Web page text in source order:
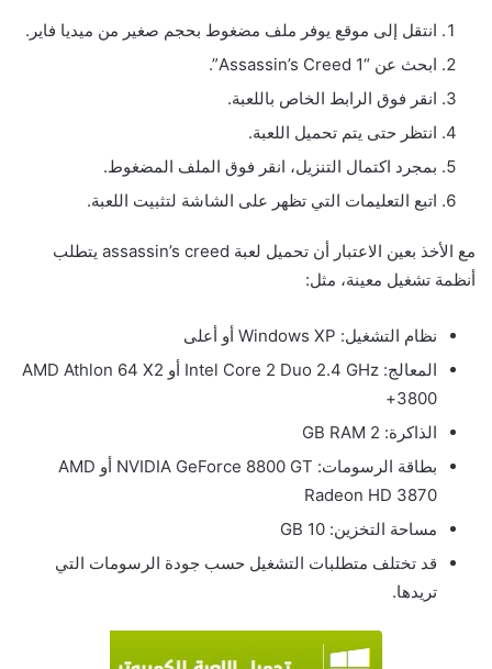
انتقل إلى موقع يوفر ملف مضغوط بحجم صغير من ميديا فاير.
ابحث عن “Assassin’s Creed 1”.
انقر فوق الرابط الخاص باللعبة.
انتظر حتى يتم تحميل اللعبة.
بمجرد اكتمال التنزيل، انقر فوق الملف المضغوط.
اتبع التعليمات التي تظهر على الشاشة لتثبيت اللعبة.
مع الأخذ بعين الاعتبار أن تحميل لعبة assassin’s creed يتطلب
أنظمة تشغيل معينة، مثل:
نظام التشغيل: Windows XP أو أعلى
المعالج: Intel Core 2 Duo 2.4 GHz أو AMD Athlon 64 X2
3800+
الذاكرة: 2 GB RAM
بطاقة الرسومات: NVIDIA GeForce 8800 GT أو AMD
Radeon HD 3870
مساحة التخزين: 10 GB
قد تختلف متطلبات التشغيل حسب جودة الرسومات التي
تريدها.